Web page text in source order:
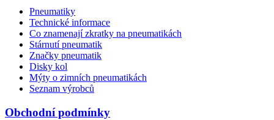
Pneumatiky
Technické informace
Co znamenají zkratky na pneumatikách
Stárnutí pneumatik
Značky pneumatik
Disky kol
Mýty o zimních pneumatikách
Seznam výrobců
Obchodní podmínky